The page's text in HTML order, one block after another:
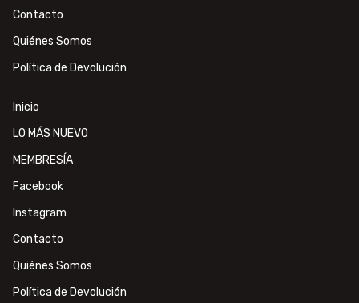
Contacto
Quiénes Somos
Política de Devolución
Inicio
LO MÁS NUEVO
MEMBRESÍA
Facebook
Instagram
Contacto
Quiénes Somos
Política de Devolución